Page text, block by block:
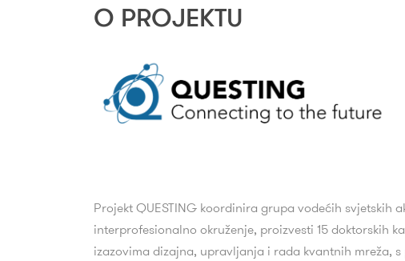
O PROJEKTU
Projekt QUESTING koordinira grupa vodećih
interprofesionalno okruženje, proizvesti 15 doktorskih
izazovima dizajna, upravljanja i rada kvantnih mreža,